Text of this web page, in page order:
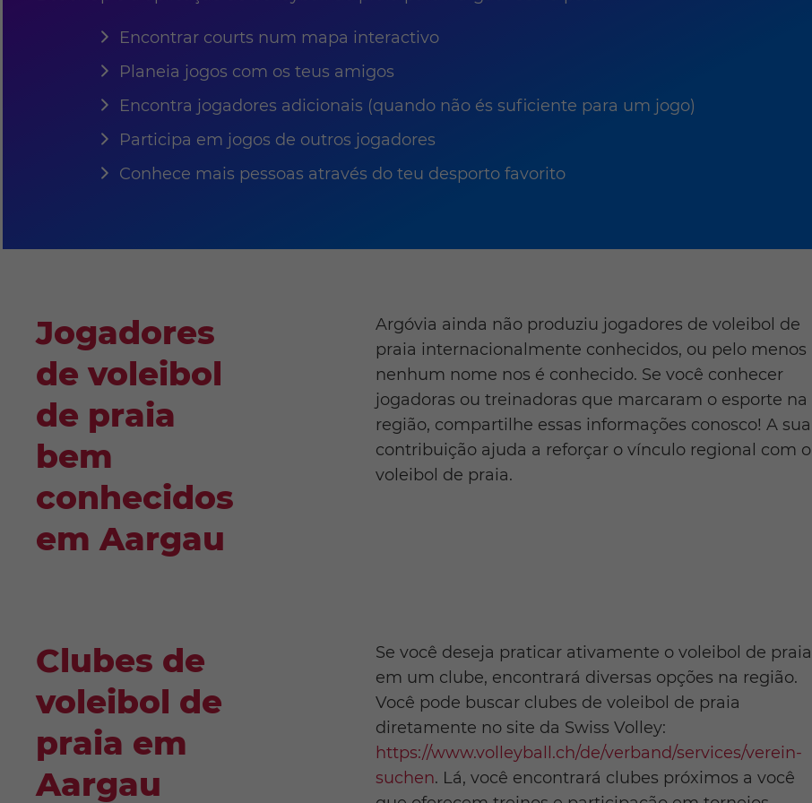
Encontrar courts num mapa interactivo
Planeia jogos com os teus amigos
Encontra jogadores adicionais (quando não és suficiente para um jogo)
Participa em jogos de outros jogadores
Conhece mais pessoas através do teu desporto favorito
Jogadores
de voleibol
de praia
bem
conhecidos
em Aargau
Argóvia ainda não produziu jogadores de voleibol de
praia internacionalmente conhecidos, ou pelo menos
nenhum nome nos é conhecido. Se você conhecer
jogadoras ou treinadoras que marcaram o esporte na
região, compartilhe essas informações conosco! A sua
contribuição ajuda a reforçar o vínculo regional com o
voleibol de praia.
Clubes de
voleibol de
praia em
Aargau
Se você deseja praticar ativamente o voleibol de praia
em um clube, encontrará diversas opções na região.
Você pode buscar clubes de voleibol de praia
diretamente no site da Swiss Volley:
https://www.volleyball.ch/de/verband/services/verein-
suchen. Lá, você encontrará clubes próximos a você